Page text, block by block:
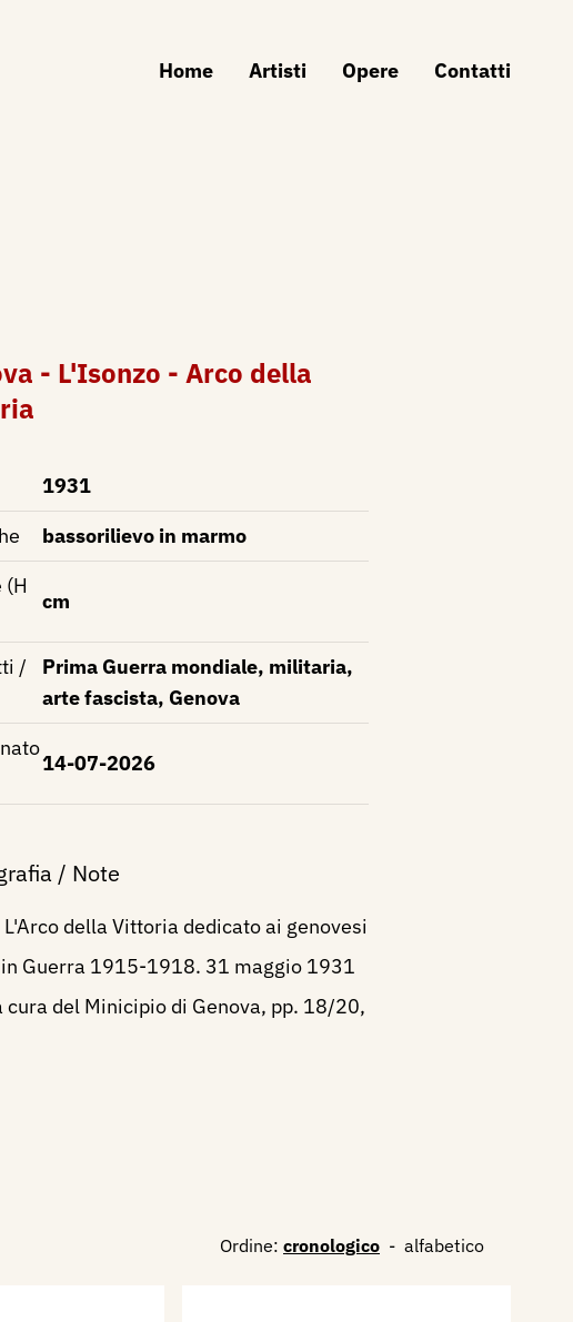
Home Artisti Opere Contatti
- L'Isonzo - Arco della
1931
bassorilievo in marmo
(H
cm
/
Prima Guerra mondiale, militaria,
arte fascista, Genova
14-07-2026
/ Note
della Vittoria dedicato ai genovesi
Guerra 1915-1918. 31 maggio 1931
cura del Minicipio di Genova, pp. 18/20,
Ordine: cronologico - alfabetico